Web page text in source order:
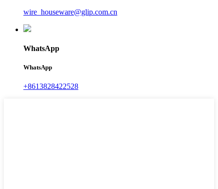
wire_houseware@glip.com.cn
WhatsApp
WhatsApp
+8613828422528